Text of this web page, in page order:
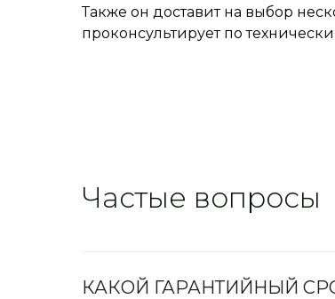
Также он доставит на выбор
проконсультирует по
Частые вопросы
КАКОЙ ГАРАНТИЙНЫЙ